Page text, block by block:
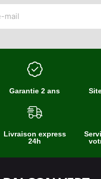
Garantie 2 ans
Livraison express
24h